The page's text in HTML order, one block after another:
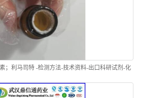
；利马司特 -检测方法-技术资料-出口科研试剂-化
学试剂-鼎信通